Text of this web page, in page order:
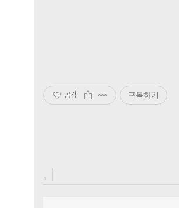
공감 구독하기
, |